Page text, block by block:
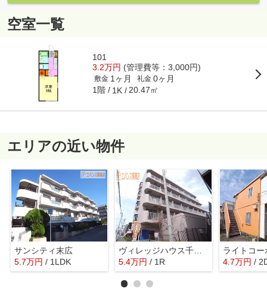
空室一覧
101
3.2万円 (管理費等：3,000円)
敷金 1ヶ月 礼金 0ヶ月
1階 1K 20.47㎡
エリアの近い物件
サンシティ末広
5.7万円 / 1LDK
ヴィレッジハウス千葉南
5.4万円 / 1R
ライトコ
4.7万円 /